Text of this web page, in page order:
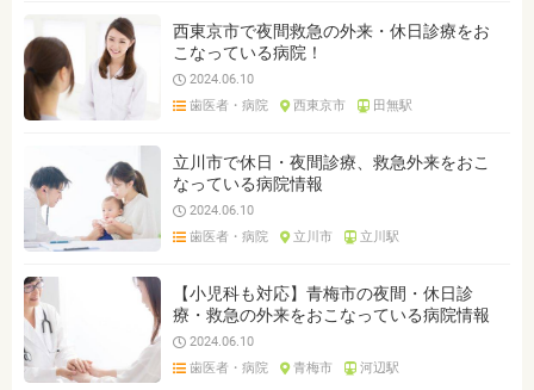
西東京市で夜間救急の外来・休日診療をお
こなっている病院！
2024.06.10
歯医者・病院
西東京市 田無駅
立川市で休日・夜間診療、救急外来をおこ
なっている病院情報
2024.06.10
歯医者・病院
立川市 立川駅
【小児科も対応】青梅市の夜間・休日診
療・救急の外来をおこなっている病院情報
2024.06.10
歯医者・病院
青梅市 河辺駅